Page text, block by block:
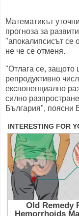
Математикът
прогноза за
"апокалипсисът се
не че се отменя.
"Отлага се, защото
репродуктивно
експоненциално
силно
България", поясни